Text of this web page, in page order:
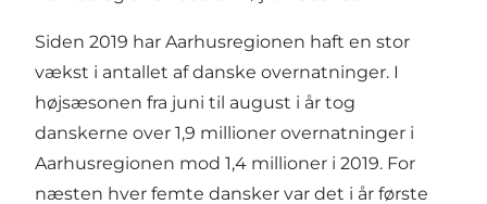
Siden 2019 har Aarhusregionen haft en stor
vækst i antallet af danske overnatninger. I
højsæsonen fra juni til august i år tog
danskerne over 1,9 millioner overnatninger i
Aarhusregionen mod 1,4 millioner i 2019. For
næsten hver femte dansker var det i år første